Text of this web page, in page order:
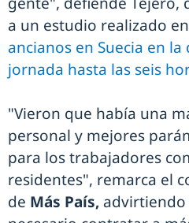
a un estudio realizado
ancianos en Suecia en
jornada hasta las seis
"Vieron que había una
personal y mejores
para los trabajadores
residentes", remarca el
de Más País,